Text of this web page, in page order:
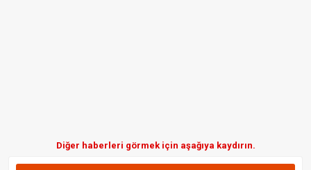
Diğer haberleri görmek için aşağıya kaydırın.